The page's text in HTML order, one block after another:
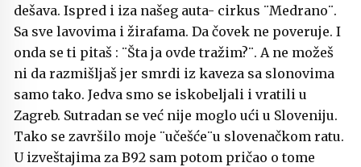
dešava. Ispred i iza našeg auta- cirkus ¨Medrano¨.
Sa sve lavovima i žirafama. Da čovek ne poveruje. I
onda se ti pitaš : ¨Šta ja ovde tražim?¨. A ne možeš
ni da razmišljaš jer smrdi iz kaveza sa slonovima
samo tako. Jedva smo se iskobeljali i vratili u
Zagreb. Sutradan se već nije moglo ući u Sloveniju.
Tako se završilo moje ¨učešće¨u slovenačkom ratu.
U izveštajima za B92 sam potom pričao o tome